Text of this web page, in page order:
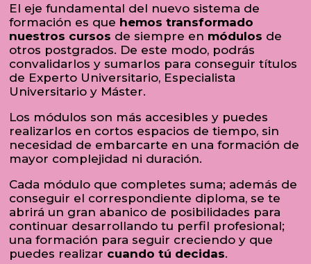
El eje fundamental del nuevo sistema de
formación es que hemos transformado
nuestros cursos de siempre en módulos de
otros postgrados. De este modo, podrás
convalidarlos y sumarlos para conseguir títulos
de Experto Universitario, Especialista
Universitario y Máster.
Los módulos son más accesibles y puedes
realizarlos en cortos espacios de tiempo, sin
necesidad de embarcarte en una formación de
mayor complejidad ni duración.
Cada módulo que completes suma; además de
conseguir el correspondiente diploma, se te
abrirá un gran abanico de posibilidades para
continuar desarrollando tu perfil profesional;
una formación para seguir creciendo y que
puedes realizar cuando tú decidas.